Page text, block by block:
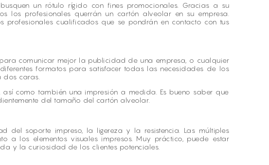
un rótulo rígido con fines promocionales. Gracias a su
los profesionales querrán un cartón alveolar en su empresa.
profesionales cualificados que se pondrán en contacto con tus
comunicar mejor la publicidad de una empresa, o cualquier
formatos para satisfacer todas las necesidades de los
dos caras.
como también una impresión a medida. Es bueno saber que
del tamaño del cartón alveolar.
soporte impreso, la ligereza y la resistencia. Las múltiples
a los elementos visuales impresos. Muy práctico, puede estar
y la curiosidad de los clientes potenciales.